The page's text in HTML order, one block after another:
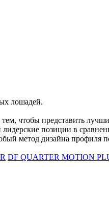
лошадей.
чтобы представить
позиции в
метод дизайна профиля
DF QUARTER MOTION